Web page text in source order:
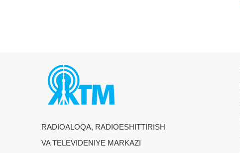
RADIOALOQA, RADIOESHITTIRISH
VA TELEVIDENIYE MARKAZI